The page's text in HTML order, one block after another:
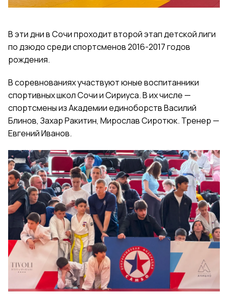
В эти дни в Сочи проходит второй этап детской лиги
по дзюдо среди спортсменов 2016-2017 годов
рождения.
В соревнованиях участвуют юные воспитанники
спортивных школ Сочи и Сириуса. В их числе —
спортсмены из Академии единоборств Василий
Блинов, Захар Ракитин, Мирослав Сиротюк. Тренер —
Евгений Иванов.